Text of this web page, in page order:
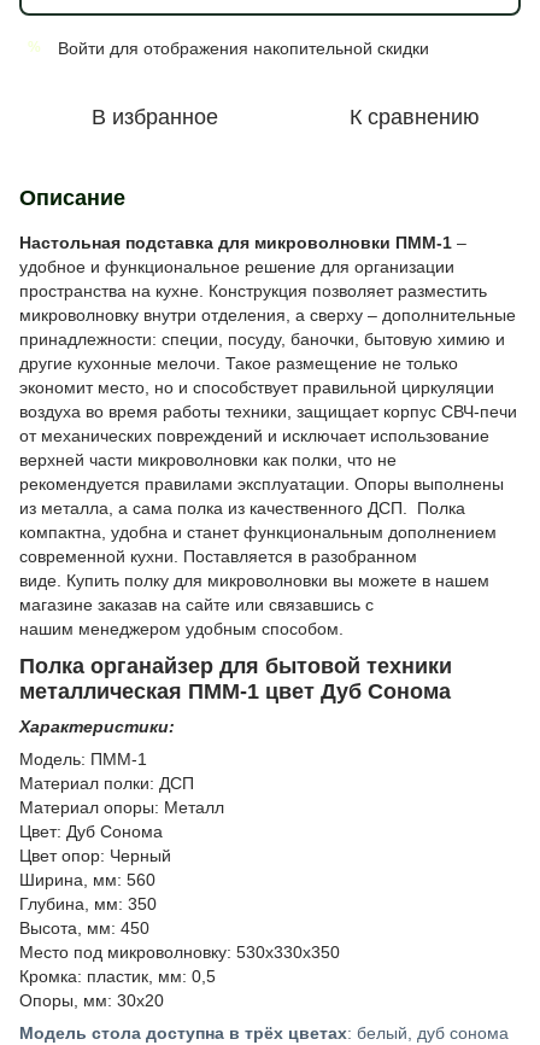
% Войти для отображения накопительной скидки
В избранное К сравнению
Описание
Настольная подставка для микроволновки ПММ-1 –
удобное и функциональное решение для организации
пространства на кухне. Конструкция позволяет разместить
микроволновку внутри отделения, а сверху – дополнительные
принадлежности: специи, посуду, баночки, бытовую химию и
другие кухонные мелочи. Такое размещение не только
экономит место, но и способствует правильной циркуляции
воздуха во время работы техники, защищает корпус СВЧ-печи
от механических повреждений и исключает использование
верхней части микроволновки как полки, что не
рекомендуется правилами эксплуатации. Опоры выполнены
из металла, а сама полка из качественного ДСП. Полка
компактна, удобна и станет функциональным дополнением
современной кухни. Поставляется в разобранном
виде. Купить полку для микроволновки вы можете в нашем
магазине заказав на сайте или связавшись с
нашим менеджером удобным способом.
Полка органайзер для бытовой техники
металлическая ПММ-1 цвет Дуб Сонома
Характеристики:
Модель: ПММ-1
Материал полки: ДСП
Материал опоры: Металл
Цвет: Дуб Сонома
Цвет опор: Черный
Ширина, мм: 560
Глубина, мм: 350
Высота, мм: 450
Место под микроволновку: 530х330х350
Кромка: пластик, мм: 0,5
Опоры, мм: 30х20
Модель стола доступна в трёх цветах: белый, дуб сонома